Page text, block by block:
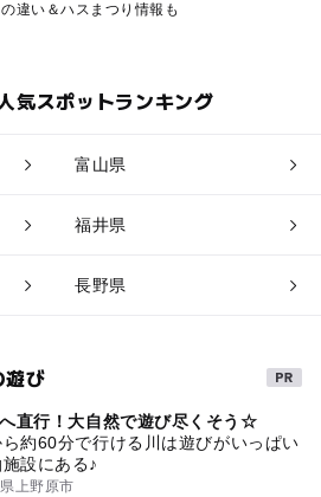
違い＆ハスまつり情報も
気スポットランキング
富山県
福井県
長野県
遊び
へ直行！大自然で遊び尽くそう☆
約60分で行ける川は遊びがいっぱい
設にある♪
上野原市